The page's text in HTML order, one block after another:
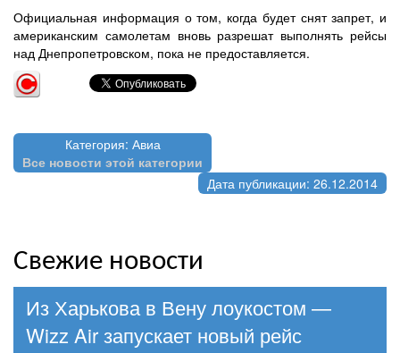
Официальная информация о том, когда будет снят запрет, и
американским самолетам вновь разрешат выполнять рейсы
над Днепропетровском, пока не предоставляется.
Категория: Авиа
Все новости этой категории
Дата публикации: 26.12.2014
Свежие новости
Из Харькова в Вену лоукостом —
Wizz Air запускает новый рейс